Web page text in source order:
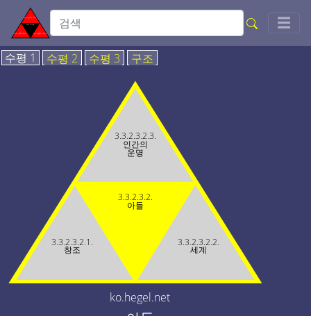
☰
수평 1 수평 2 수평 3 구조
3.3.2.3.2.
아들
3.3.2.3.2.1.
창조
3.3.2.3.2.2.
세계
3.3.2.3.2.3.
인간의
운명
ko.hegel.net